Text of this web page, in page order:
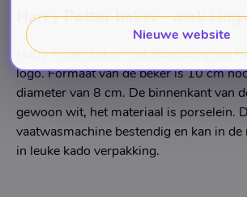
Harry Potter beker - mok
Harry Potter beker met afbeelding van
logo. Formaat van de beker is 10 cm
diameter van 8 cm. De binnenkant van
gewoon wit, het materiaal is porselein.
vaatwasmachine bestendig en kan in
in leuke kado verpakking.
Nieuwe website